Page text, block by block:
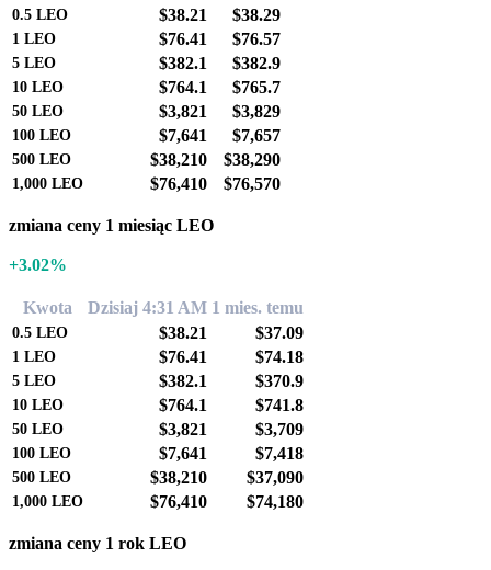
0.5 LEO $38.21 $38.29
1 LEO $76.41 $76.57
5 LEO $382.1 $382.9
10 LEO $764.1 $765.7
50 LEO $3,821 $3,829
100 LEO $7,641 $7,657
500 LEO $38,210 $38,290
1,000 LEO $76,410 $76,570
zmiana ceny 1 miesiąc LEO
+3.02%
Kwota Dzisiaj 4:31 AM 1 mies. temu
0.5 LEO $38.21 $37.09
1 LEO $76.41 $74.18
5 LEO $382.1 $370.9
10 LEO $764.1 $741.8
50 LEO $3,821 $3,709
100 LEO $7,641 $7,418
500 LEO $38,210 $37,090
1,000 LEO $76,410 $74,180
zmiana ceny 1 rok LEO